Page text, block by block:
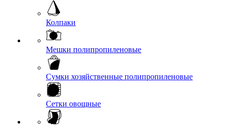
Колпаки
Мешки полипропиленовые
Сумки хозяйственные полипропиленовые
Сетки овощные